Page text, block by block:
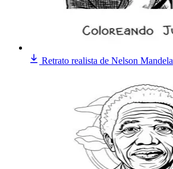
Retrato realista de Nelson Mandela